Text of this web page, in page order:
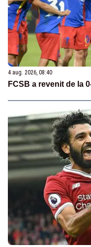
4 aug. 2026, 08:40
FCSB a revenit de la